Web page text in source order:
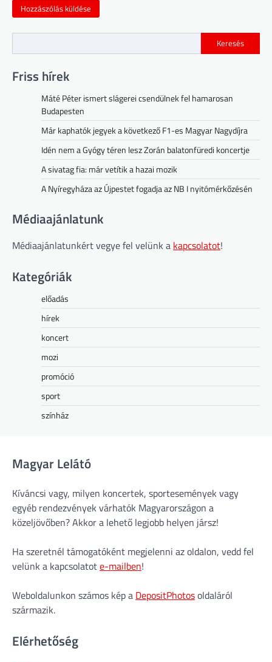
Keresés
Friss hírek
Máté Péter ismert slágerei csendülnek fel hamarosan
Budapesten
Már kaphatók jegyek a következő F1-es Magyar Nagydíjra
Idén nem a Gyógy téren lesz Zorán balatonfüredi koncertje
A sivatag fia: már vetítik a hazai mozik
A Nyíregyháza az Újpestet fogadja az NB I nyitómérkőzésén
Médiaajánlatunk
Médiaajánlatunkért vegye fel velünk a kapcsolatot!
Kategóriák
előadás
hírek
koncert
mozi
promóció
sport
színház
Magyar Lelátó
Kíváncsi vagy, milyen koncertek, sportesemények vagy
egyéb rendezvények várhatók Magyarországon a
közeljövőben? Akkor a lehető legjobb helyen jársz!
Ha szeretnél támogatóként megjelenni az oldalon, vedd fel
velünk a kapcsolatote-mailben!
Weboldalunkon számos kép a DepositPhotosoldaláról
származik.
Elérhetőség